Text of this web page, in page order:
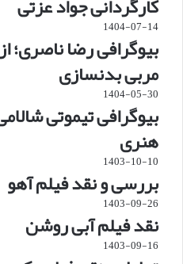
1404-07-14
بیوگرافی رضا ناصری؛
مربی بدنسازی
1404-05-30
بیوگرافی تیموتی
هنری
1403-10-10
بررسی و نقد فیلم آهو
1403-09-26
نقد فیلم آبی روشن
1403-09-16